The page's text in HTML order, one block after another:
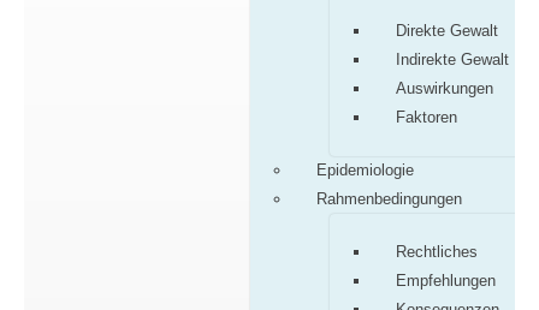
Direkte Gewalt
Indirekte Gewalt
Auswirkungen
Faktoren
Epidemiologie
Rahmenbedingungen
Rechtliches
Empfehlungen